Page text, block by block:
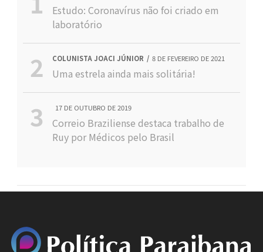
Estudo: Coronavírus não foi criado em
laboratório
COLUNISTA JOACI JÚNIOR 8 DE FEVEREIRO DE 2021
Uma estrela ainda mais solitária!
17 DE OUTUBRO DE 2019
Correio Braziliense destaca trabalho de
Ruy por Médicos pelo Brasil